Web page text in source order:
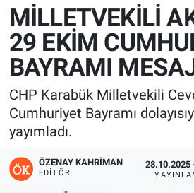
MİLLETVEKİLİ
29 EKİM
BAYRAMI
CHP Karabük Milletvekili
Cumhuriyet Bayramı
yayımladı.
ÖZENAY KAHRIMAN
EDITÖR
28.10.2025